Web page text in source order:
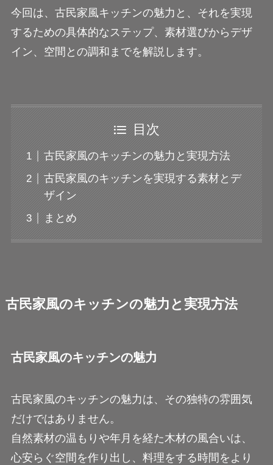
今回は、古民家風キッチンの魅力と、それを実現
するための具体的なステップ、素材選びからデザ
イン、空間との調和までを解説します。
目次
古民家風のキッチンの魅力と実現方法
古民家風のキッチンを実現する素材とデ
ザイン
まとめ
古民家風のキッチンの魅力と実現方法
古民家風のキッチンの魅力
古民家風のキッチンの魅力は、その独特の雰囲気
だけではありません。
自然素材の温もりや年月を経た木材の風合いは、
心安らぐ空間を作り出し、料理をする時間をより